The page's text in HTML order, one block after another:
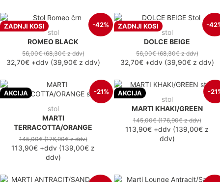
ZADNJI KOSI -42%
stol
ROMEO BLACK
56,00€(68,30€z ddv)
32,70€+ddv(39,90€z ddv)
ZADNJI KOSI -
stol
DOLCE BEIGE
56,00€(68,30€z ddv)
32,70€+ddv(39,90€z ddv)
AKCIJA -21%
stol
MARTI
TERRACOTTA/ORANGE
145,00€(176,90€z ddv)
113,90€ +ddv (139,00€ z
ddv)
AKCIJA -
stol
MARTI KHAKI/GREEN
145,00€(176,90€z ddv)
113,90€ +ddv (139,00€ z
ddv)